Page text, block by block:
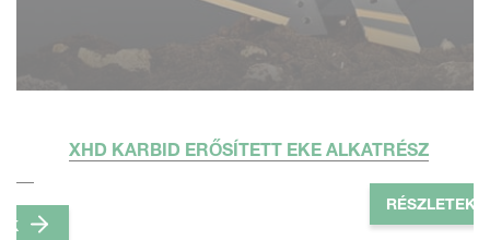
XHD KARBID ERŐSÍTETT EKE ALKATRÉSZ
RÉSZLETEK